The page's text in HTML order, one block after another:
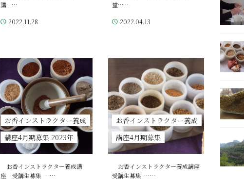
講……
2022.11.28
堂……
2022.04.13
お香インストラクター養成
講座4月期募集 2023年
お香インストラクター養成講
座 受講生募集 ……
お香インストラクター養成
講座4月期募集
お香インストラクター養成講座
受講生募集 ……